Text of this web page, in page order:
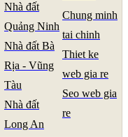
Nhà đất
Quảng Ninh
Nhà đất Bà
Rịa - Vũng
Tàu
Nhà đất
Long An
Chung minh
tai chinh
Thiet ke
web gia re
Seo web gia
re